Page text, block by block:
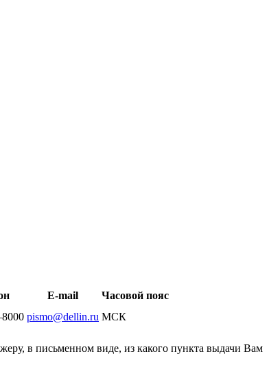
E-mail
Часовой пояс
pismo@dellin.ru МСК
в письменном виде, из какого пункта выдачи Вам